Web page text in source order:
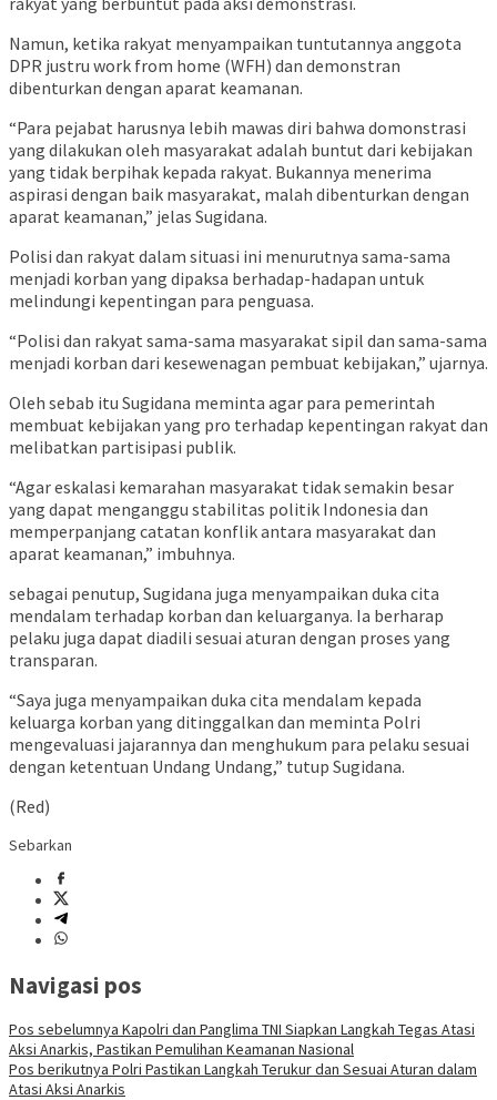
Namun, ketika rakyat menyampaikan tuntutannya anggota
DPR justru work from home (WFH) dan demonstran
dibenturkan dengan aparat keamanan.
“Para pejabat harusnya lebih mawas diri bahwa domonstrasi
yang dilakukan oleh masyarakat adalah buntut dari kebijakan
yang tidak berpihak kepada rakyat. Bukannya menerima
aspirasi dengan baik masyarakat, malah dibenturkan dengan
aparat keamanan,” jelas Sugidana.
Polisi dan rakyat dalam situasi ini menurutnya sama-sama
menjadi korban yang dipaksa berhadap-hadapan untuk
melindungi kepentingan para penguasa.
“Polisi dan rakyat sama-sama masyarakat sipil dan sama-sama
menjadi korban dari kesewenagan pembuat kebijakan,” ujarnya.
Oleh sebab itu Sugidana meminta agar para pemerintah
membuat kebijakan yang pro terhadap kepentingan rakyat dan
melibatkan partisipasi publik.
“Agar eskalasi kemarahan masyarakat tidak semakin besar
yang dapat menganggu stabilitas politik Indonesia dan
memperpanjang catatan konflik antara masyarakat dan
aparat keamanan,” imbuhnya.
sebagai penutup, Sugidana juga menyampaikan duka cita
mendalam terhadap korban dan keluarganya. Ia berharap
pelaku juga dapat diadili sesuai aturan dengan proses yang
transparan.
“Saya juga menyampaikan duka cita mendalam kepada
keluarga korban yang ditinggalkan dan meminta Polri
mengevaluasi jajarannya dan menghukum para pelaku sesuai
dengan ketentuan Undang Undang,” tutup Sugidana.
(Red)
Sebarkan
Navigasi pos
Pos sebelumnya Kapolri dan Panglima TNI Siapkan Langkah Tegas Atasi
Aksi Anarkis, Pastikan Pemulihan Keamanan Nasional
Pos berikutnya Polri Pastikan Langkah Terukur dan Sesuai Aturan dalam
Atasi Aksi Anarkis